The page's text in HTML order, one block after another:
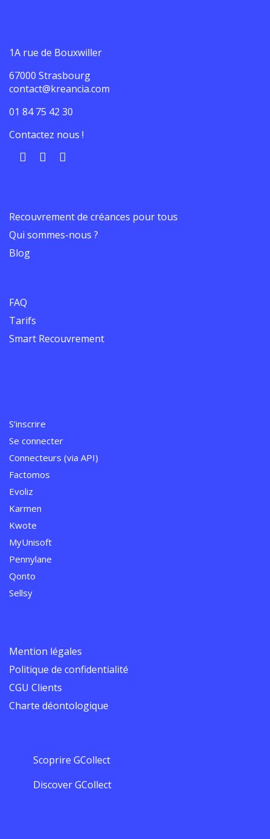
1A rue de Bouxwiller
67000 Strasbourg
contact@kreancia.com
01 84 75 42 30
Contactez nous !
Recouvrement de créances pour tous
Qui sommes-nous ?
Blog
FAQ
Tarifs
Smart Recouvrement
S’inscrire
Se connecter
Connecteurs (via API)
Factomos
Evoliz
Karmen
Kwote
MyUnisoft
Pennylane
Qonto
Sellsy
Mention légales
Politique de confidentialité
CGU Clients
Charte déontologique
Scoprire GCollect
Discover GCollect